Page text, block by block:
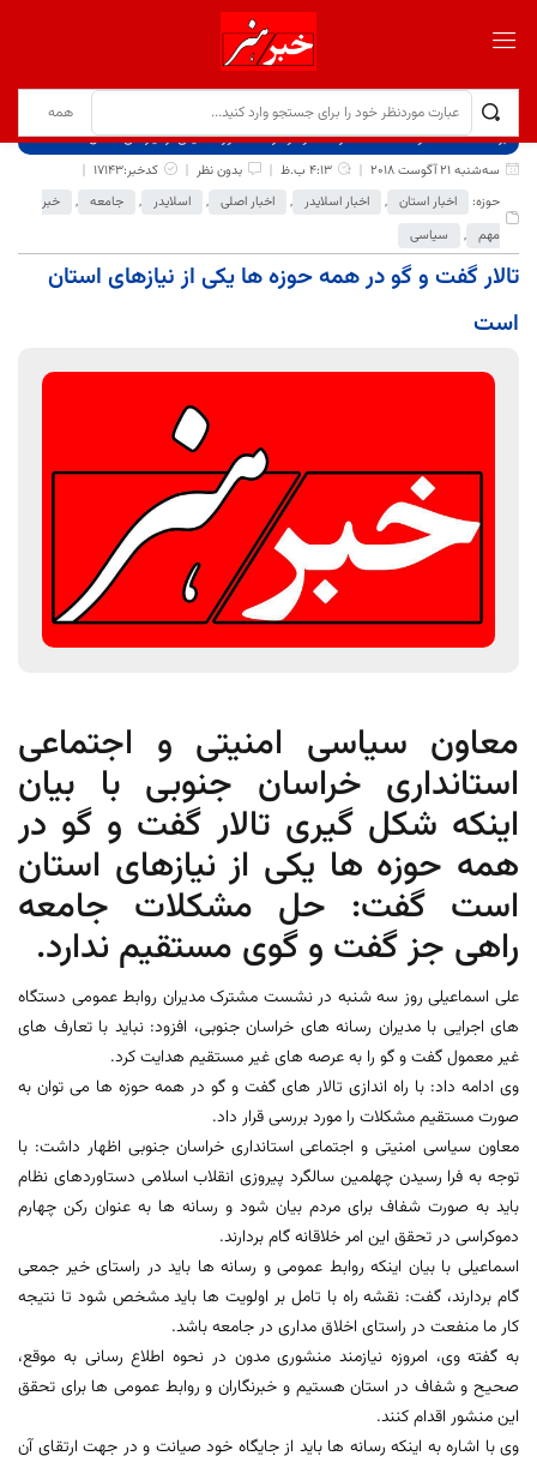
برگ نخست نوشته‌ها
تالار گفت و گو در همه حوزه ها یکی از نیازهای استان است
سه‌شنبه 21 آگوست 2018
4:13 ب.ظ بدون نظر
کدخبر:17143
حوزه:
اخبار استان , اخبار اسلایدر , اخبار اصلی , اسلایدر , جامعه ,
خبر
مهم , سیاسی
تالار گفت و گو در همه حوزه ها یکی از نیازهای استان
است
معاون سیاسی امنیتی و اجتماعی
استانداری خراسان جنوبی با بیان
اینکه شکل گیری تالار گفت و گو در
همه حوزه ها یکی از نیازهای استان
است گفت: حل مشکلات جامعه
راهی جز گفت و گوی مستقیم ندارد.
علی اسماعیلی روز سه شنبه در نشست مشترک مدیران روابط عمومی دستگاه
های اجرایی با مدیران رسانه های خراسان جنوبی، افزود: نباید با تعارف های
غیر معمول گفت و گو را به عرصه های غیر مستقیم هدایت کرد.
وی ادامه داد: با راه اندازی تالار های گفت و گو در همه حوزه ها می توان به
صورت مستقیم مشکلات را مورد بررسی قرار داد.
معاون سیاسی امنیتی و اجتماعی استانداری خراسان جنوبی اظهار داشت: با
توجه به فرا رسیدن چهلمین سالگرد پیروزی انقلاب اسلامی دستاوردهای نظام
باید به صورت شفاف برای مردم بیان شود و رسانه ها به عنوان رکن چهارم
دموکراسی در تحقق این امر خلاقانه گام بردارند.
اسماعیلی با بیان اینکه روابط عمومی و رسانه ها باید در راستای خیر جمعی
گام بردارند، گفت: نقشه راه با تامل بر اولویت ها باید مشخص شود تا نتیجه
کار ما منفعت در راستای اخلاق مداری در جامعه باشد.
به گفته وی، امروزه نیازمند منشوری مدون در نحوه اطلاع رسانی به موقع،
صحیح و شفاف در استان هستیم و خبرنگاران و روابط عمومی ها برای تحقق
این منشور اقدام کنند.
وی با اشاره به اینکه رسانه ها باید از جایگاه خود صیانت و در جهت ارتقای آن